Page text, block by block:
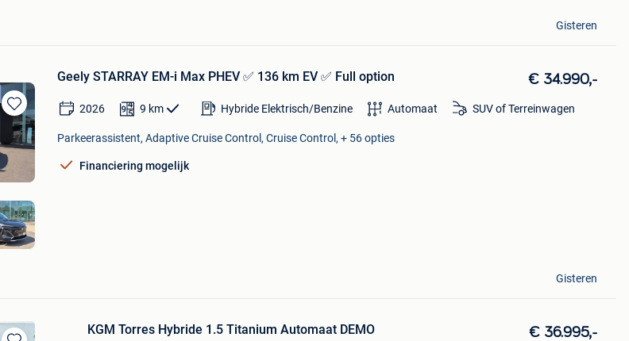
Gisteren
Favorieten
Geely STARRAY EM-i Max PHEV ✅ 136 km EV ✅ Full option € 34.990,-
2026 9 km Hybride Elektrisch/Benzine Automaat SUV of Terreinwagen
Parkeerassistent, Adaptive Cruise Control, Cruise Control, + 56 opties
Financiering mogelijk
Gisteren
KGM Torres Hybride 1.5 Titanium Automaat DEMO € 36.995,-